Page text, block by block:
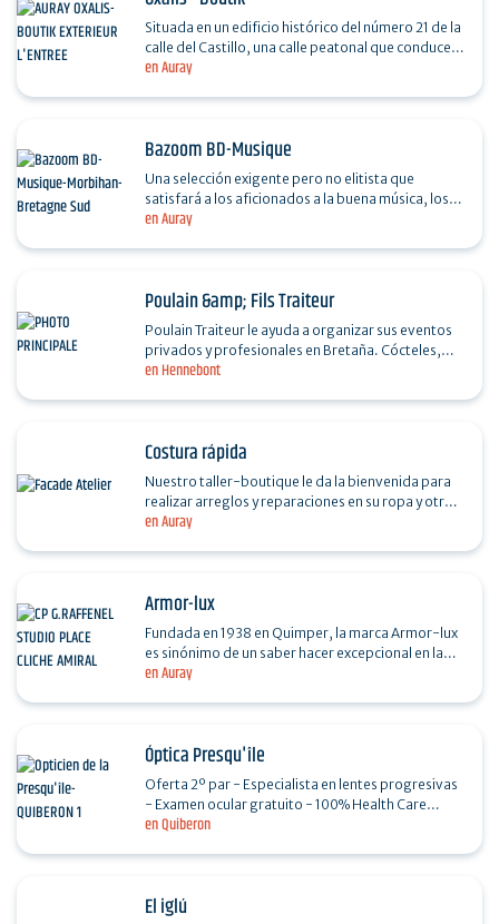
en Auray
Situada en un edificio histórico del número 21 de la
calle del Castillo, una calle peatonal que conduce a
Saint-Goustan desde el centro de Auray,…
en Auray
Bazoom BD-Musique
Una selección exigente pero no elitista que
satisfará a los aficionados a la buena música, los
cómics y los juegos de mesa. En el apartado
en Hennebont
Poulain &amp; Fils Traiteur
Poulain Traiteur le ayuda a organizar sus eventos
privados y profesionales en Bretaña. Cócteles,
cenas de gala, bodas, comidas de negocios,…
en Auray
Costura rápida
Nuestro taller-boutique le da la bienvenida para
realizar arreglos y reparaciones en su ropa y otros
tejidos. Desde un simple dobladillo hasta ajustar
en Auray
Armor-lux
Fundada en 1938 en Quimper, la marca Armor-lux
es sinónimo de un saber hacer excepcional en la
fabricación de géneros de punto y productos de…
en Quiberon
Óptica Presqu'île
Oferta 2º par - Especialista en lentes progresivas
- Examen ocular gratuito - 100% Health Care
Amplia selección de monturas ópticas y de sol
El iglú